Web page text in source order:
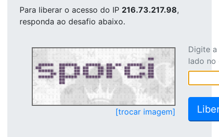
Para liberar o acesso do IP 216.73.217.98,
responda ao desafio abaixo.
[trocar imagem]
Digite
lado no